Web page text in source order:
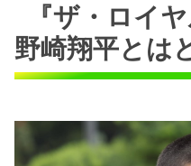
『ザ・ロイ
野崎翔平とは